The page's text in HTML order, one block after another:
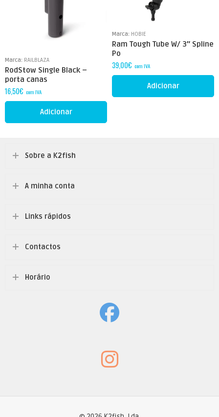
Marca: RAILBLAZA
RodStow Single Black –
porta canas
16,50€ com IVA
Adicionar
Marca: HOBIE
Ram Tough Tube W/ 3″ Spline
Po
39,00€ com IVA
Adicionar
Sobre a K2fish
A minha conta
Links rápidos
Contactos
Horário